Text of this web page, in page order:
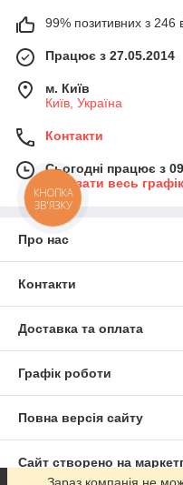
99% позитивних з 246
Працює з 27.05.2014
м. Київ
Київ, Україна
Контакти
Сьогодні працює з
Показати весь
Про нас
Контакти
Доставка та оплата
Графік роботи
Повна версія сайту
Сайт створено на
КНОПКА
ЗВ'ЯЗКУ